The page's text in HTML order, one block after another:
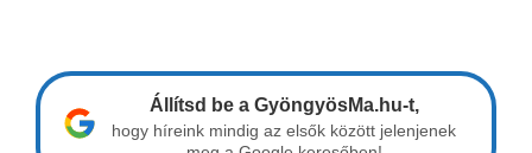
Állítsd be a GyöngyösMa.hu-t,
hogy híreink mindig az elsők között jelenjenek